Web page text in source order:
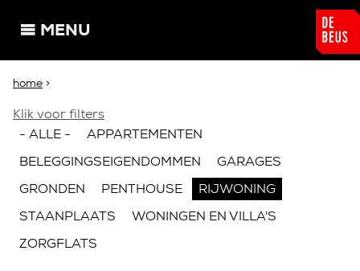
MENU
U bent hier
home >
Klik voor filters
- ALLE -
APPARTEMENTEN
BELEGGINGSEIGENDOMMEN GARAGES
GRONDEN PENTHOUSE RIJWONING
STAANPLAATS WONINGEN EN VILLA'S
ZORGFLATS